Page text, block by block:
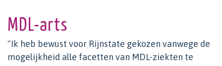
MDL-arts
"Ik heb bewust voor Rijnstate gekozen vanwege de
mogelijkheid alle facetten van MDL-ziekten te